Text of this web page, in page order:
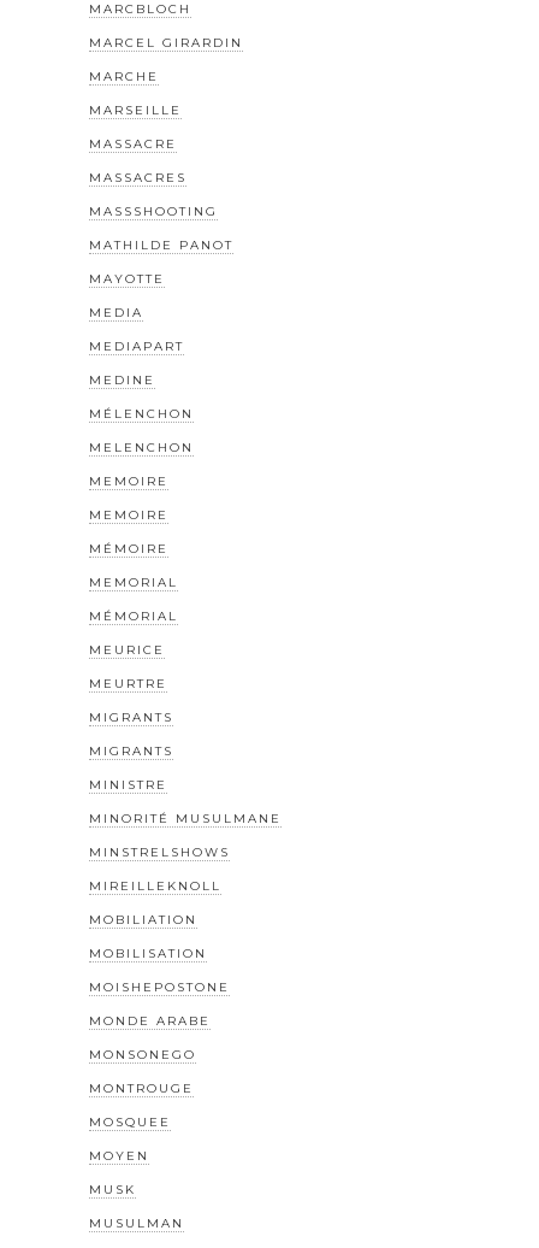
MARCBLOCH
MARCEL GIRARDIN
MARCHE
MARSEILLE
MASSACRE
MASSACRES
MASSSHOOTING
MATHILDE PANOT
MAYOTTE
MEDIA
MEDIAPART
MEDINE
MÉLENCHON
MELENCHON
MEMOIRE
MEMOIRE
MÉMOIRE
MEMORIAL
MÉMORIAL
MEURICE
MEURTRE
MIGRANTS
MIGRANTS
MINISTRE
MINORITÉ MUSULMANE
MINSTRELSHOWS
MIREILLEKNOLL
MOBILIATION
MOBILISATION
MOISHEPOSTONE
MONDE ARABE
MONSONEGO
MONTROUGE
MOSQUEE
MOYEN
MUSK
MUSULMAN